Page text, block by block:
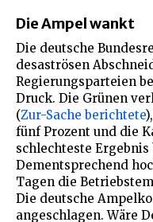
Die Ampel wankt
Die deutsche
desaströsen
Regierungsparteien
Druck. Die Grünen
(Zur-Sache berichtete
fünf Prozent und die
schlechteste Ergebnis
Dementsprechend
Tagen die
Die deutsche
angeschlagen. Wäre